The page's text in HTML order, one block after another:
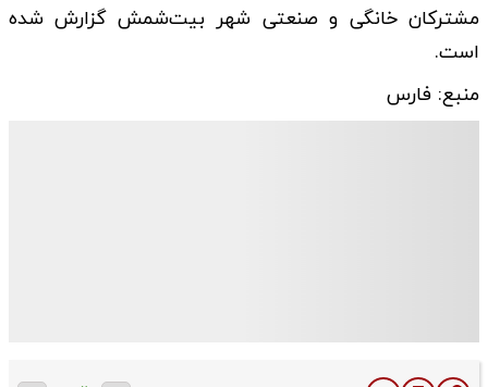
مشترکان خانگی و صنعتی شهر بیت‌شمش گزارش شده
است.
منبع: فارس